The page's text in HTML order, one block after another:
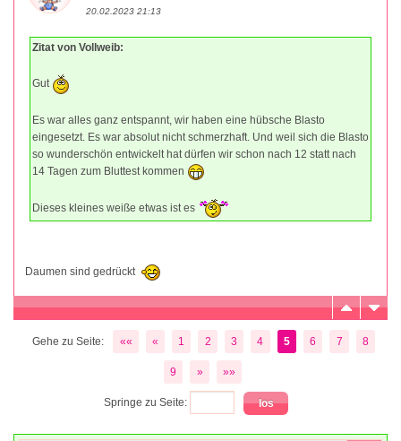
20.02.2023 21:13
Zitat von Vollweib:
Gut
Es war alles ganz entspannt, wir haben eine hübsche Blasto
eingesetzt. Es war absolut nicht schmerzhaft. Und weil sich die Blasto
so wunderschön entwickelt hat dürfen wir schon nach 12 statt nach
14 Tagen zum Bluttest kommen
Dieses kleines weiße etwas ist es
Daumen sind gedrückt
Gehe zu Seite: «« « 1 2 3 4 5 6 7 8
9 » »»
Springe zu Seite: